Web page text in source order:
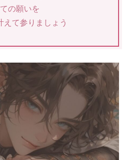
の願いを
えて参りましょう